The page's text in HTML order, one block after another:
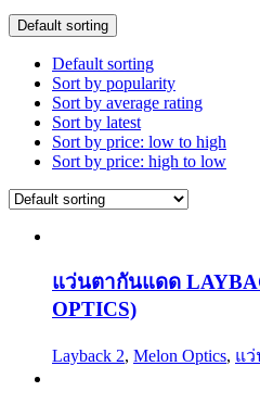
Default sorting
Default sorting
Sort by popularity
Sort by average rating
Sort by latest
Sort by price: low to high
Sort by price: high to low
แว่นตากันแดด
OPTICS)
Layback 2, Melon Optics, แ